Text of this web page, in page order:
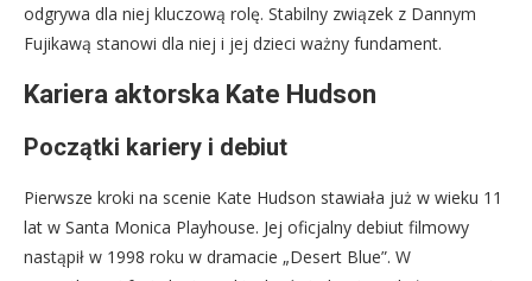
odgrywa dla niej kluczową rolę. Stabilny związek z Dannym
Fujikawą stanowi dla niej i jej dzieci ważny fundament.
Kariera aktorska Kate Hudson
Początki kariery i debiut
Pierwsze kroki na scenie Kate Hudson stawiała już w wieku 11
lat w Santa Monica Playhouse. Jej oficjalny debiut filmowy
nastąpił w 1998 roku w dramacie „Desert Blue”. W